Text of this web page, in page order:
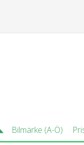
Bilmärke (A-Ö)